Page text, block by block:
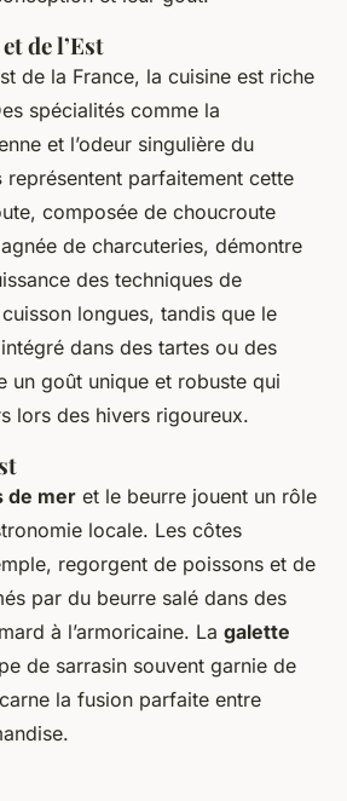
de l’Est
de la France, la cuisine est riche
spécialités comme la
et l’odeur singulière du
représentent parfaitement cette
composée de choucroute
de charcuteries, démontre
des techniques de
longues, tandis que le
dans des tartes ou des
un goût unique et robuste qui
lors des hivers rigoureux.
de mer et le beurre jouent un rôle
locale. Les côtes
regorgent de poissons et de
par du beurre salé dans des
à l’armoricaine. La galette
de sarrasin souvent garnie de
la fusion parfaite entre